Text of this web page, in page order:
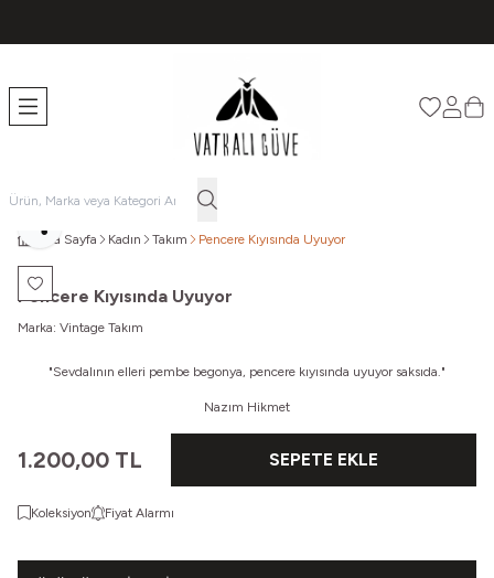
Favorilerim
Ana Sayfa Kadın Takım Pencere Kıyısında Uyuyor
Favoriye Ekle
Paylaş
Pencere Kıyısında Uyuyor
Marka: Vintage Takım
"Sevdalının elleri pembe begonya, pencere kıyısında uyuyor saksıda."
Nazım Hikmet
1.200,00 TL SEPETE EKLE
Koleksiyon Fiyat Alarmı